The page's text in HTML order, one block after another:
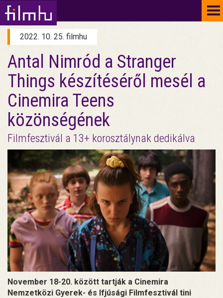
2022. 10. 25. filmhu
Antal Nimród a Stranger
Things készítéséről mesél a
Cinemira Teens
közönségének
Filmfesztivál a 13+ korosztálynak dedikálva
November 18-20. között tartják a Cinemira
Nemzetközi Gyerek- és Ifjúsági Filmfesztivál tini